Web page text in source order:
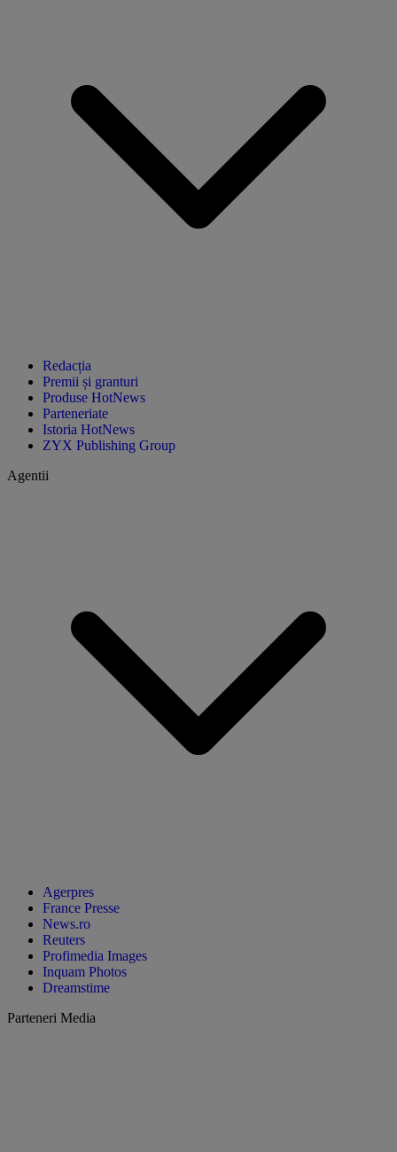
Redacția
Premii și granturi
Produse HotNews
Parteneriate
Istoria HotNews
ZYX Publishing Group
Agentii
Agerpres
France Presse
News.ro
Reuters
Profimedia Images
Inquam Photos
Dreamstime
Parteneri Media